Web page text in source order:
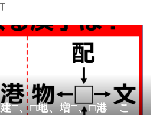
建□、□地、増□、□港 こ